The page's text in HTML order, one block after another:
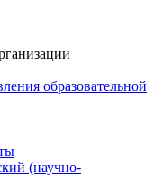
образовательной
(научно-